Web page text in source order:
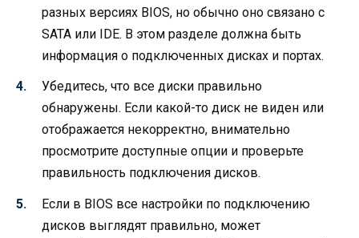
разных версиях BIOS, но обычно оно связано с
SATA или IDE. В этом разделе должна быть
информация о подключенных дисках и портах.
Убедитесь, что все диски правильно
обнаружены. Если какой-то диск не виден или
отображается некорректно, внимательно
просмотрите доступные опции и проверьте
правильность подключения дисков.
Если в BIOS все настройки по подключению
дисков выглядят правильно, может